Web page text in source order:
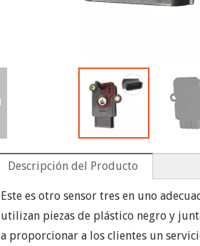
Descripción del Producto
Este es otro sensor tres en uno
utilizan piezas de plástico negro y
a proporcionar a los clientes un